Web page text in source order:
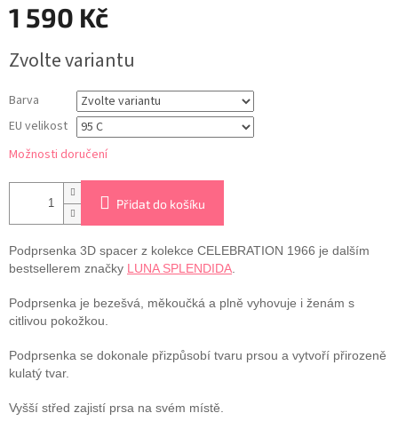
1 590 Kč
cena:
Zvolte variantu
Barva
EU velikost
Možnosti doručení
Přidat do košíku
Podprsenka 3D spacer z kolekce CELEBRATION 1966 je dalším
bestsellerem značky LUNA SPLENDIDA.
Podprsenka je bezešvá, měkoučká a plně vyhovuje i ženám s
citlivou pokožkou.
Podprsenka se dokonale přizpůsobí tvaru prsou a vytvoří přirozeně
kulatý tvar.
Vyšší střed zajistí prsa na svém místě.